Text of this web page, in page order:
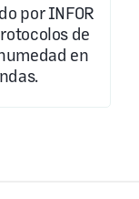
por INFOR
de
en